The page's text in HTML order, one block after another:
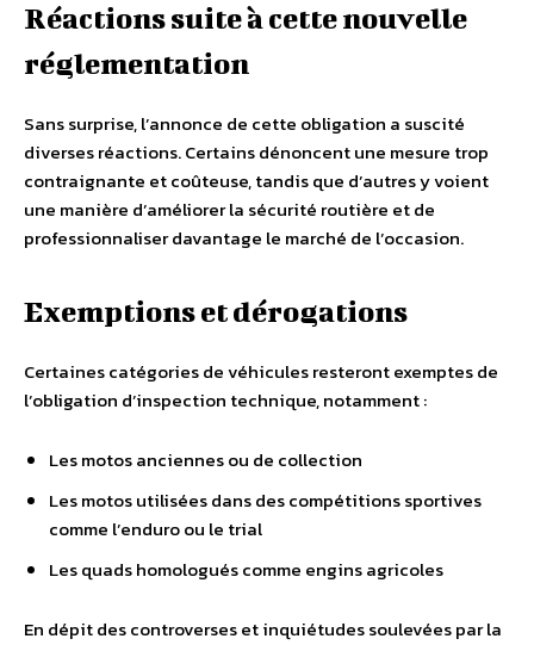
Réactions suite à cette nouvelle
réglementation
Sans surprise, l’annonce de cette obligation a suscité
diverses réactions. Certains dénoncent une mesure trop
contraignante et coûteuse, tandis que d’autres y voient
une manière d’améliorer la sécurité routière et de
professionnaliser davantage le marché de l’occasion.
Exemptions et dérogations
Certaines catégories de véhicules resteront exemptes de
l’obligation d’inspection technique, notamment :
Les motos anciennes ou de collection
Les motos utilisées dans des compétitions sportives
comme l’enduro ou le trial
Les quads homologués comme engins agricoles
En dépit des controverses et inquiétudes soulevées par la